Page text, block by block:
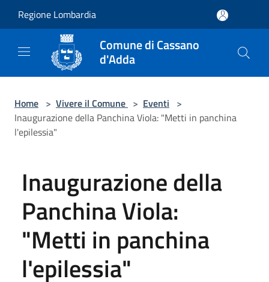
Regione Lombardia
Comune di Cassano
d'Adda
Home > Vivere il Comune > Eventi >
Inaugurazione della Panchina Viola: "Metti in panchina
l'epilessia"
Inaugurazione della
Panchina Viola:
"Metti in panchina
l'epilessia"